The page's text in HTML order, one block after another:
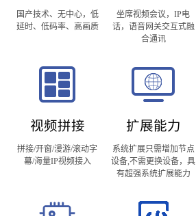
国产技术、无中心，低
延时、低码率、高画质
坐席视频会议，IP电
话，语音网关交互式融
合通讯
视频拼接
拼接/开窗/漫游/滚动字
幕/海量IP视频接入
扩展能力
系统扩展只需增加节点
设备,不需更换设备，具
有超强系统扩展能力